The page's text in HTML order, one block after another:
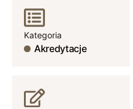
Kategoria
Akredytacje